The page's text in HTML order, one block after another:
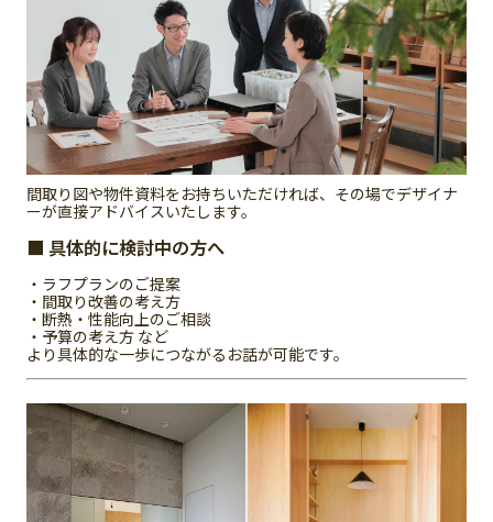
間取り図や物件資料をお持ちいただければ、その場でデザイナ
ーが直接アドバイスいたします。
■ 具体的に検討中の方へ
・ラフプランのご提案
・間取り改善の考え方
・断熱・性能向上のご相談
・予算の考え方 など
より具体的な一歩につながるお話が可能です。